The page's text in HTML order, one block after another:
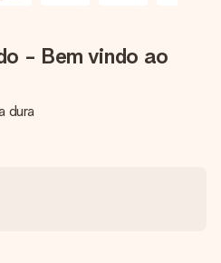
- Bem vindo ao
dura